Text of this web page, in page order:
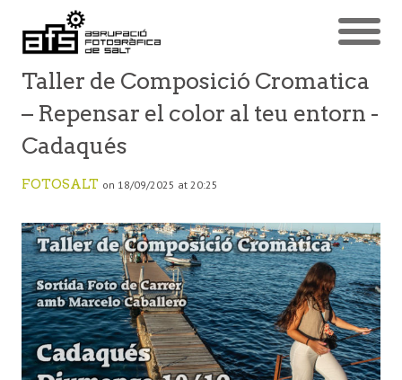
Taller de Composició Cromatica
– Repensar el color al teu entorn -
Cadaqués
FOTOSALT on 18/09/2025 at 20:25